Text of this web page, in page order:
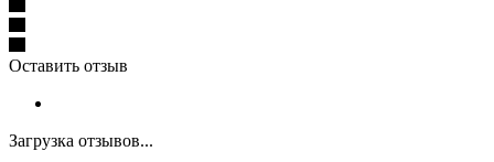
Оставить отзыв
Загрузка отзывов...